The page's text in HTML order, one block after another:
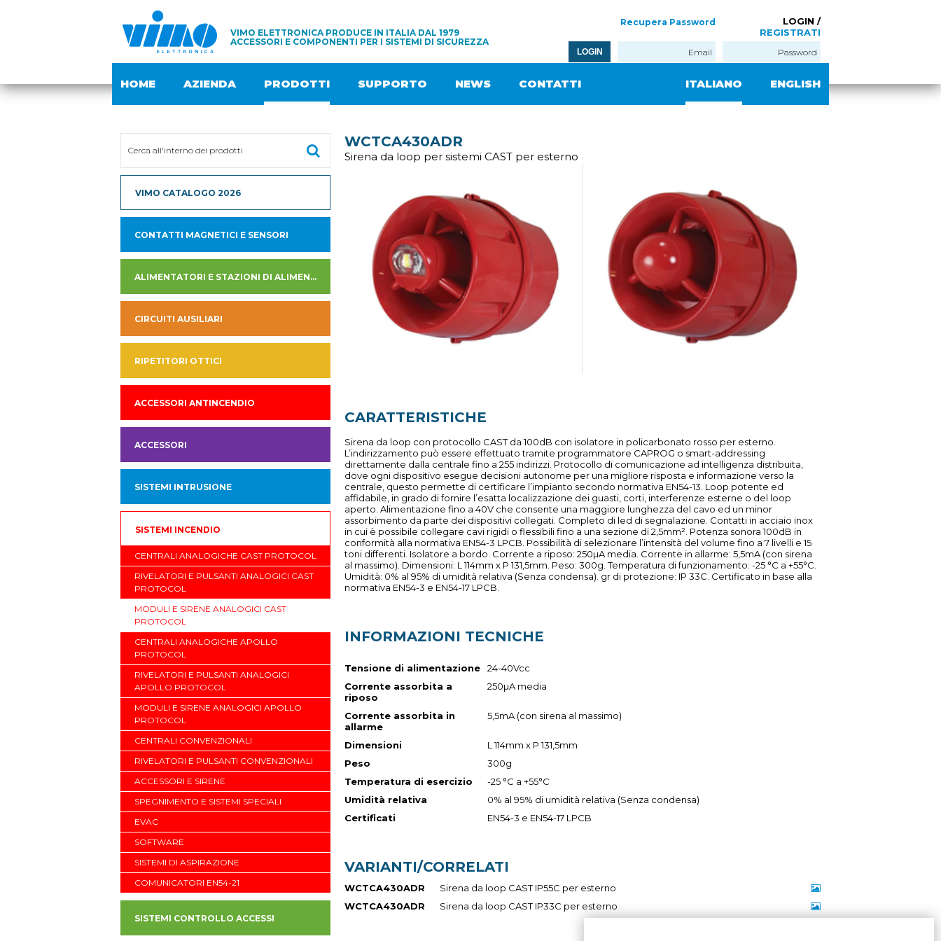
VIMO ELETTRONICA PRODUCE IN ITALIA DAL 1979
ACCESSORI E COMPONENTI PER I SISTEMI DI SICUREZZA
LOGIN /
REGISTRATI
Recupera Password
LOGIN
HOME AZIENDA PRODOTTI SUPPORTO NEWS CONTATTI ENGLISH
ITALIANO
VIMO CATALOGO 2026
CONTATTI MAGNETICI E SENSORI
ALIMENTATORI E STAZIONI DI ALIMENTAZIONE
CIRCUITI AUSILIARI
RIPETITORI OTTICI
ACCESSORI ANTINCENDIO
ACCESSORI
SISTEMI INTRUSIONE
SISTEMI INCENDIO
CENTRALI ANALOGICHE CAST PROTOCOL
RIVELATORI E PULSANTI ANALOGICI CAST
PROTOCOL
MODULI E SIRENE ANALOGICI CAST
PROTOCOL
CENTRALI ANALOGICHE APOLLO
PROTOCOL
RIVELATORI E PULSANTI ANALOGICI
APOLLO PROTOCOL
MODULI E SIRENE ANALOGICI APOLLO
PROTOCOL
CENTRALI CONVENZIONALI
RIVELATORI E PULSANTI CONVENZIONALI
ACCESSORI E SIRENE
SPEGNIMENTO E SISTEMI SPECIALI
EVAC
SOFTWARE
SISTEMI DI ASPIRAZIONE
COMUNICATORI EN54-21
SISTEMI CONTROLLO ACCESSI
WCTCA430ADR
Sirena da loop per sistemi CAST per esterno
CARATTERISTICHE
Sirena da loop con protocollo CAST da 100dB con isolatore in policarbonato rosso per esterno.
L’indirizzamento può essere effettuato tramite programmatore CAPROG o smart-addressing
direttamente dalla centrale fino a 255 indirizzi. Protocollo di comunicazione ad intelligenza distribuita,
dove ogni dispositivo esegue decisioni autonome per una migliore risposta e informazione verso la
centrale, questo permette di certificare l’impianto secondo normativa EN54-13. Loop potente ed
affidabile, in grado di fornire l’esatta localizzazione dei guasti, corti, interferenze esterne o del loop
aperto. Alimentazione fino a 40V che consente una maggiore lunghezza del cavo ed un minor
assorbimento da parte dei dispositivi collegati. Completo di led di segnalazione. Contatti in acciaio inox
in cui è possibile collegare cavi rigidi o flessibili fino a una sezione di 2,5mm². Potenza sonora 100dB in
conformità alla normativa EN54-3 LPCB. Possibilità di selezionare l’intensità del volume fino a 7 livelli e 15
toni differenti. Isolatore a bordo. Corrente a riposo: 250µA media. Corrente in allarme: 5,5mA (con sirena
al massimo). Dimensioni: L 114mm x P 131,5mm. Peso: 300g. Temperatura di funzionamento: -25 °C a +55°C.
Umidità: 0% al 95% di umidità relativa (Senza condensa). gr di protezione: IP 33C. Certificato in base alla
normativa EN54-3 e EN54-17 LPCB.
INFORMAZIONI TECNICHE
Tensione di alimentazione
24-40Vcc
Corrente assorbita a
riposo
250µA media
Corrente assorbita in
allarme
5,5mA (con sirena al massimo)
Dimensioni
L 114mm x P 131,5mm
Peso
300g
Temperatura di esercizio
-25 °C a +55°C
Umidità relativa
0% al 95% di umidità relativa (Senza condensa)
Certificati
EN54-3 e EN54-17 LPCB
VARIANTI/CORRELATI
WCTCA430ADR
Sirena da loop CAST IP55C per esterno
WCTCA430ADR
Sirena da loop CAST IP33C per esterno